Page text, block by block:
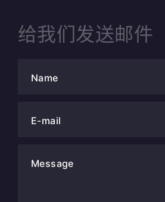
给我们发送邮件
Name
E-mail
Message